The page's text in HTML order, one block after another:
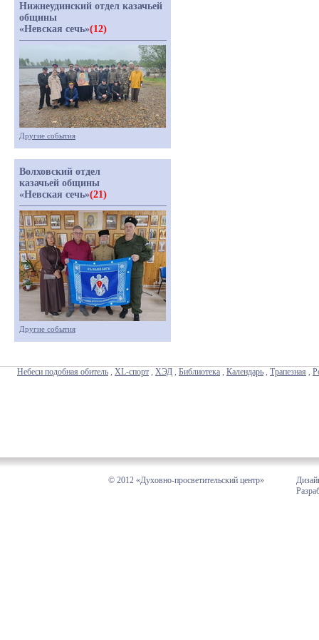
Нижнеудинский отдел казачьей
общины
«Невская сечь»(12)
Другие события
Волховский отдел
казачьей общины
«Невская сечь»(21)
Другие события
Небеси подобная обитель , XL-спорт , ХЭД , Библиотека , Календарь , Трапезная ,
© 2012 «Духовно-просветительский центр»